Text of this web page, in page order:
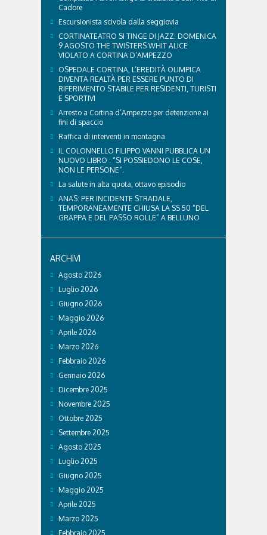
Cadore
Escursionista scivola dalla seggiovia
CORTINATEATRO SI TINGE DI JAZZ: DOMENICA
9 AGOSTO THE TWISTERS WHIT ALICE
VIOLATO A CORTINA D’AMPEZZO
OSPEDALE CORTINA, L’EREDITÀ OLIMPICA
DIVENTA REALTÀ PER ESSERE PUNTO DI
RIFERIMENTO STABILE PER RESIDENTI, TURISTI
E SPORTIVI
Arresto a Cortina d’Ampezzo per detenzione ai
fini di spaccio
Raffica di interventi in montagna
IL COLONNELLO FILIPPO VANNI PUBBLICA UN
NUOVO LIBRO : “SI POSSIEDONO LE COSE,
NON LE PERSONE”.
La salute in alta quota, ottavo episodio
ANAS: PER INCIDENTE STRADALE,
TEMPORANEAMENTE CHIUSA LA SS 50 “DEL
GRAPPA E DEL PASSO ROLLE” A BELLUNO
ARCHIVI
Agosto 2026
Luglio 2026
Giugno 2026
Maggio 2026
Aprile 2026
Marzo 2026
Febbraio 2026
Gennaio 2026
Dicembre 2025
Novembre 2025
Ottobre 2025
Settembre 2025
Agosto 2025
Luglio 2025
Giugno 2025
Maggio 2025
Aprile 2025
Marzo 2025
Febbraio 2025